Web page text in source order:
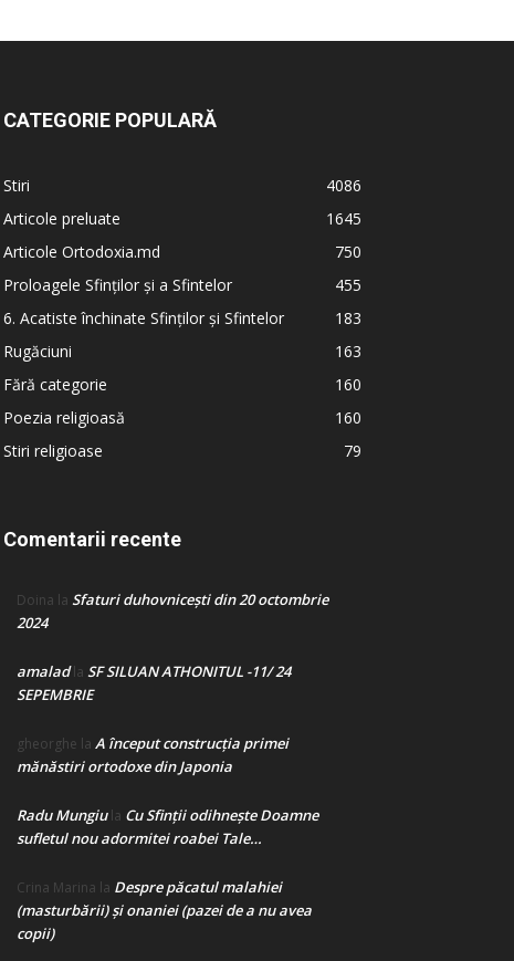
CATEGORIE POPULARĂ
Stiri
4086
Articole preluate
1645
Articole Ortodoxia.md
750
Proloagele Sfinților și a Sfintelor
455
6. Acatiste închinate Sfinților și Sfintelor
183
Rugăciuni
163
Fără categorie
160
Poezia religioasă
160
Stiri religioase
79
Comentarii recente
Doina la Sfaturi duhovnicești din 20 octombrie
2024
amaladla SF SILUAN ATHONITUL -11/ 24
SEPEMBRIE
gheorghe la A început construcţia primei
mănăstiri ortodoxe din Japonia
Radu Mungiula Cu Sfinții odihnește Doamne
sufletul nou adormitei roabei Tale…
Crina Marina la Despre păcatul malahiei
(masturbării) şi onaniei (pazei de a nu avea
copii)